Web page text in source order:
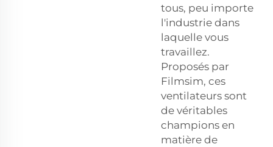
tous, peu importe
l'industrie dans
laquelle vous
travaillez.
Proposés par
Filmsim, ces
ventilateurs sont
de véritables
champions en
matière de